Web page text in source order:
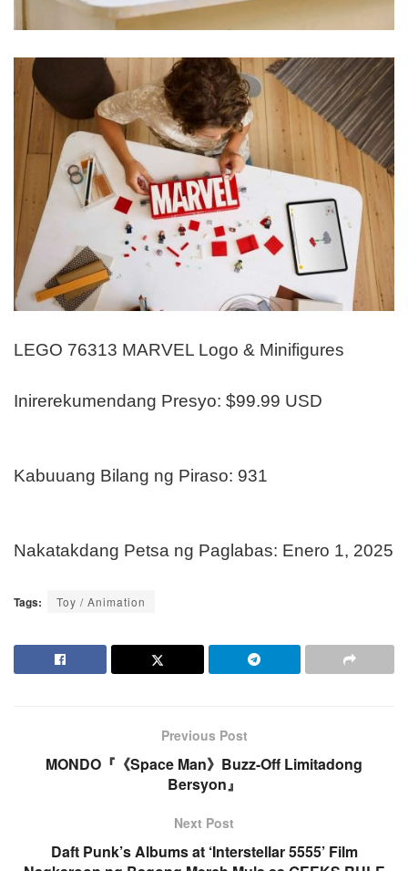
LEGO 76313 MARVEL Logo & Minifigures
Inirerekumendang Presyo: $99.99 USD
Kabuuang Bilang ng Piraso: 931
Nakatakdang Petsa ng Paglabas: Enero 1, 2025
Tags: Toy / Animation
Previous Post
MONDO『《Space Man》Buzz-Off Limitadong
Bersyon』
Next Post
Daft Punk’s Albums at ‘Interstellar 5555’ Film